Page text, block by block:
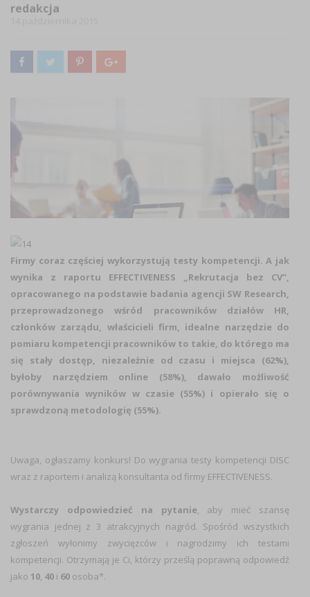
redakcja
Firmy coraz częściej wykorzystują testy kompetencji. A jak
wynika z raportu EFFECTIVENESS „Rekrutacja bez CV”,
opracowanego na podstawie badania agencji SW Research,
przeprowadzonego wśród pracowników działów HR,
członków zarządu, właścicieli firm, idealne narzędzie do
pomiaru kompetencji pracowników to takie, do którego ma
się stały dostęp, niezależnie od czasu i miejsca (62%),
byłoby narzędziem online (58%), dawało możliwość
porównywania wyników w czasie (55%) i opierało się o
sprawdzoną metodologię (55%).
Uwaga, ogłaszamy konkurs! Do wygrania testy kompetencji DISC
wraz z raportem i analizą konsultanta od firmy EFFECTIVENESS.
Wystarczy odpowiedzieć na pytanie, aby mieć szansę
wygrania jednej z 3 atrakcyjnych nagród. Spośród wszystkich
zgłoszeń wyłonimy zwycięzców i nagrodzimy ich testami
kompetencji. Otrzymają je Ci, którzy prześlą poprawną odpowiedź
jako 10, 40 i 60 osoba*.